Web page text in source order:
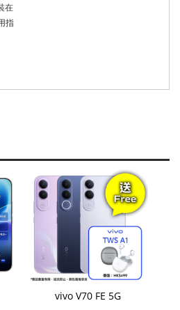
在
指
vivo V70 FE 5G